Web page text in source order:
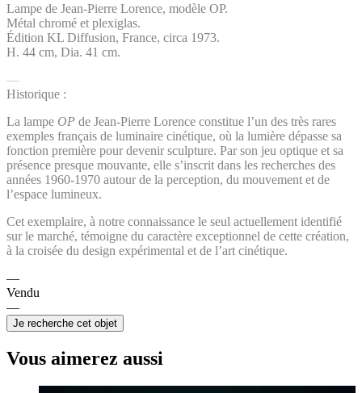
Lampe de Jean-Pierre Lorence, modèle OP.
Métal chromé et plexiglas.
Édition KL Diffusion, France, circa 1973.
H. 44 cm, Dia. 41 cm.
Historique :
La lampe OP de Jean-Pierre Lorence constitue l’un des très rares
exemples français de luminaire cinétique, où la lumière dépasse sa
fonction première pour devenir sculpture. Par son jeu optique et sa
présence presque mouvante, elle s’inscrit dans les recherches des
années 1960-1970 autour de la perception, du mouvement et de
l’espace lumineux.
Cet exemplaire, à notre connaissance le seul actuellement identifié
sur le marché, témoigne du caractère exceptionnel de cette création,
à la croisée du design expérimental et de l’art cinétique.
Vendu
Je recherche cet objet
Vous aimerez aussi